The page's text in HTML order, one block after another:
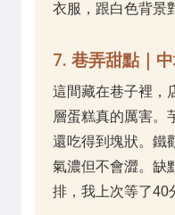
衣服，跟白色背景
7. 巷弄甜點｜
這間藏在巷子裡，
層蛋糕真的厲害。
還吃得到塊狀。鐵
氣濃但不會澀。缺
排，我上次等了40